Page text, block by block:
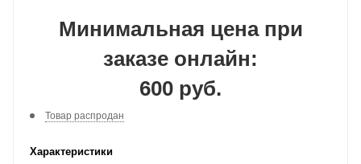
Минимальная цена при
заказе онлайн:
600 руб.
Товар распродан
Характеристики